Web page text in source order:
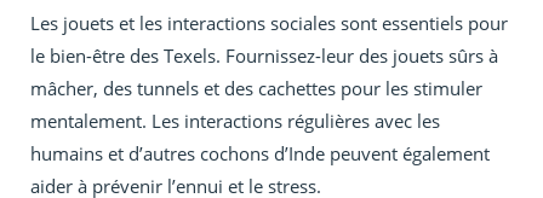
Les jouets et les interactions sociales sont essentiels pour
le bien-être des Texels. Fournissez-leur des jouets sûrs à
mâcher, des tunnels et des cachettes pour les stimuler
mentalement. Les interactions régulières avec les
humains et d’autres cochons d’Inde peuvent également
aider à prévenir l’ennui et le stress.